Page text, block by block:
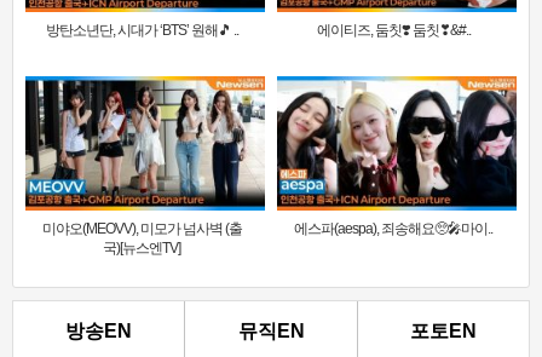
방탄소년단, 시대가 ‘BTS’ 원해🎵 .. 에이티즈, 둠칫❣️ 둠칫❣&#..
미야오(MEOVV), 미모가 넘사벽 (출
국)[뉴스엔TV]
에스파(aespa), 죄송해요🥺🎤마이..
방송EN 뮤직EN 포토EN